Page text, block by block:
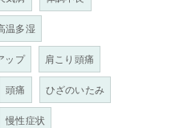
温多湿
ップ 肩こり頭痛
頭痛 ひざのいたみ
慢性症状